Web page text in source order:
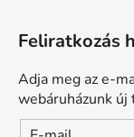
Feliratkozás
Adja meg az e-
webáruházunk